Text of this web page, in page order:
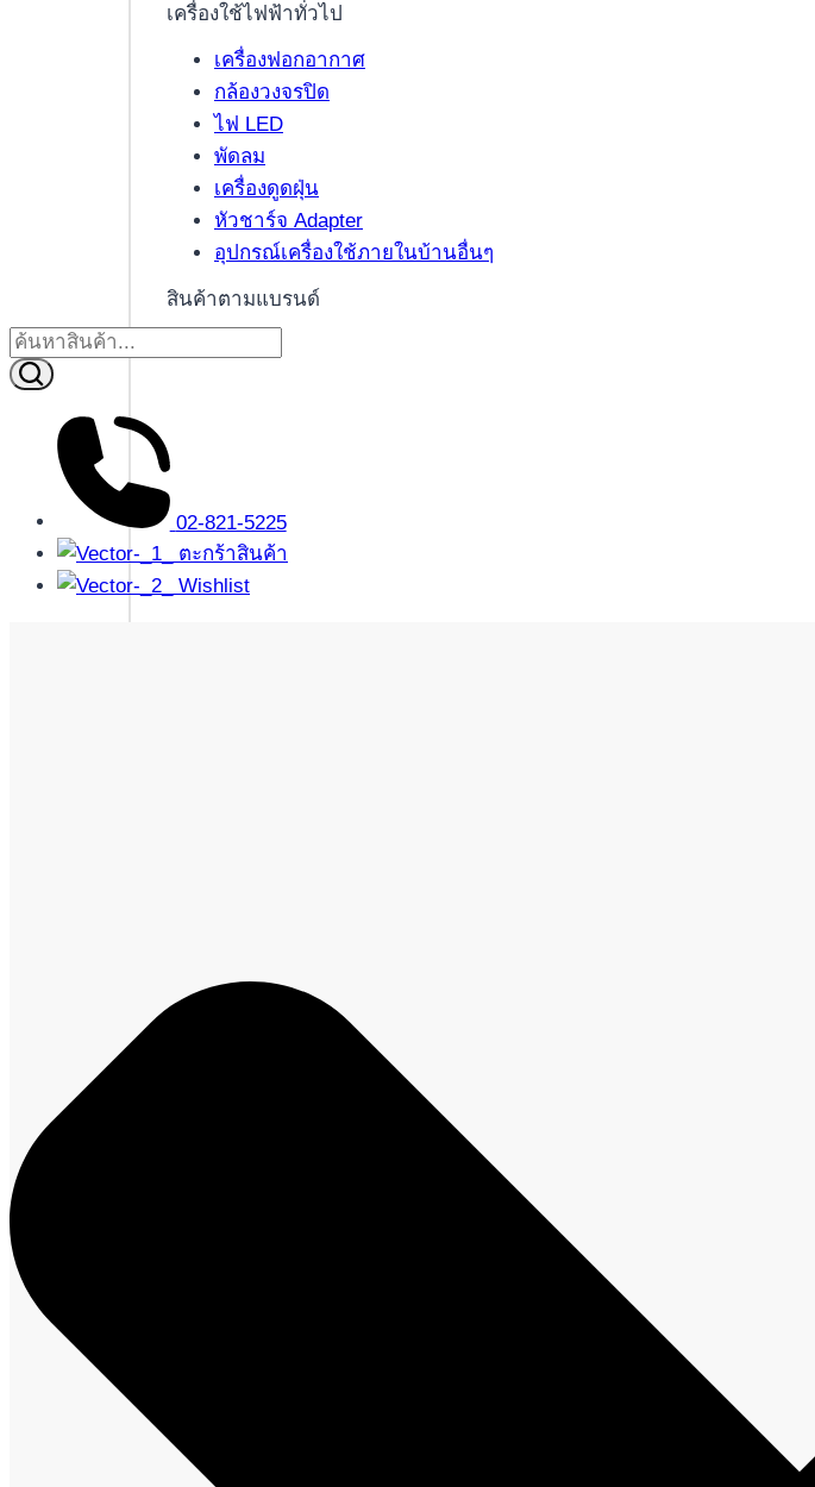
เครื่องใช้ไฟฟ้าทั่วไป
เครื่องฟอกอากาศ
กล้องวงจรปิด
ไฟ LED
พัดลม
เครื่องดูดฝุ่น
หัวชาร์จ Adapter
อุปกรณ์เครื่องใช้ภายในบ้านอื่นๆ
สินค้าตามแบรนด์
02-821-5225
ตะกร้าสินค้า
Wishlist